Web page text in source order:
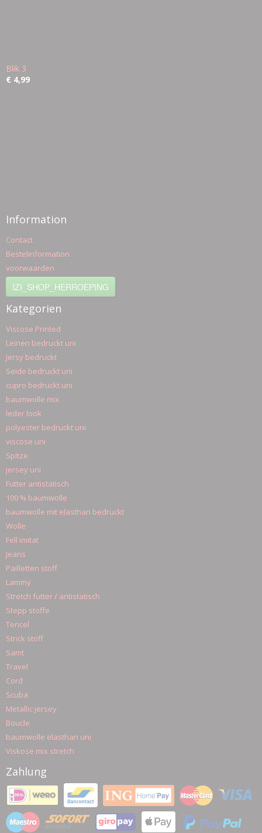
Blik 3
€ 4,99
Information
Contact
Bestelinformation
voorwaarden
IZI_SHOP_HERROEPING
Kategorien
Viscose Printed
Leinen bedruckt uni
Jersy bedruckt
Seide bedruckt uni
cupro bedruckt uni
baumwolle mix
leder look
polyester bedruckt uni
viscose uni
Spitze
jersey uni
Futter antistatisch
100 % baumwolle
baumwolle mit elasthan bedruckt
Wolle
Fell imitat
Jeans
Pailletten stoff
Lammy
Stretch futter / antistatisch
Stepp stoffe
Tencel
Strick stoff
Samt
Travel
Cord
Scuba
Metallic jersey
Boucle
baumwolle elasthan uni
Viskose mix stretch
Zahlung